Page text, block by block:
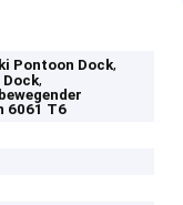
Pontoon Dock,
Dock,
6061 T6